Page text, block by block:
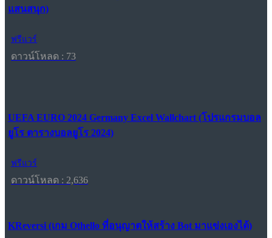
แสนสนุก)
ฟรีแวร์
ดาวน์โหลด : 73
UEFA EURO 2024 Germany Excel Wallchart (โปรแกรมบอล
ยูโร ตารางบอลยูโร 2024)
ฟรีแวร์
ดาวน์โหลด : 2,636
KReversi (เกม Othello ที่อนุญาตให้สร้าง Bot มาแข่งเองได้)